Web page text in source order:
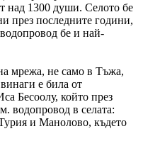
над 1300 души. Селото бе
през последните години,
бе и най-
мрежа, не само в Тъжа,
е била от
Бесоолу, който през
водопровод в селата:
и Манолово, където